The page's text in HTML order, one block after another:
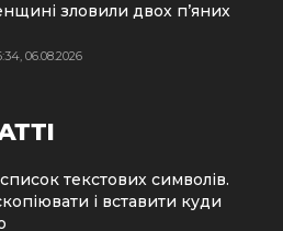
зловили двох п’яних
06.08.2026
текстових символів.
і вставити куди